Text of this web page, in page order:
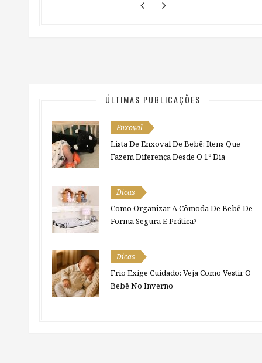
ÚLTIMAS PUBLICAÇÕES
Enxoval
Lista De Enxoval De Bebê: Itens Que
Fazem Diferença Desde O 1º Dia
Dicas
Como Organizar A Cômoda De Bebê De
Forma Segura E Prática?
Dicas
Frio Exige Cuidado: Veja Como Vestir O
Bebê No Inverno